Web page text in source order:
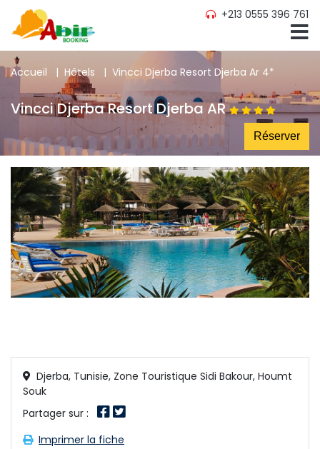
+213 0555 396 761
Accueil | Hôtels | Vincci Djerba Resort Djerba Ar 4*
Vincci Djerba Resort Djerba AR
Réserver
Djerba, Tunisie, Zone Touristique Sidi Bakour, Houmt
Souk
Partager sur :
Imprimer la fiche